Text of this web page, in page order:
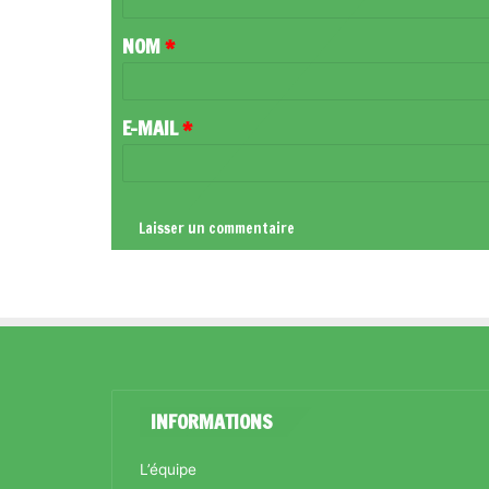
A
R
NOM*
E-MAIL*
INFORMATIONS
L’équipe